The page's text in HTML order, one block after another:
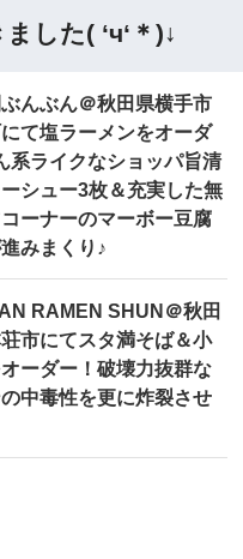
した( ‘ч‘＊)↓
んぶん＠秋田県横手市
て塩ラーメンをオーダ
系ライクなショッパ旨清
シュー3枚＆充実した無
ーナーのマーボー豆腐
みまくり♪
RAMEN SHUN＠秋田
市にてスタ満そば＆小
ーダー！破壊力抜群な
中毒性を更に炸裂させ